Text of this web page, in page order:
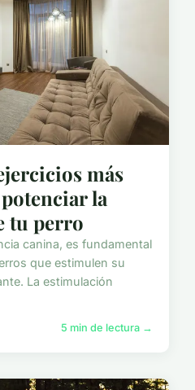
más
la
tu perro
canina, es fundamental
que estimulen su
La estimulación
5 min de lectura →